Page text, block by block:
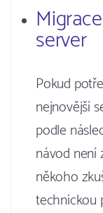
server
Pokud
nejnovější
podle
návod není
někoho
technickou